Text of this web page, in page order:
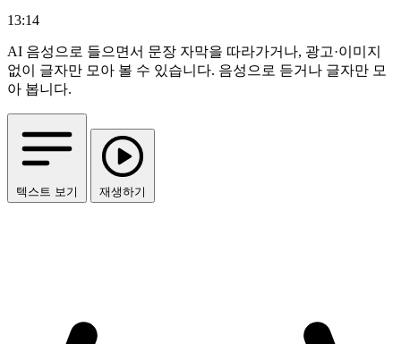
13:14
AI 음성으로 들으면서 문장 자막을 따라가거나, 광고·이미지
없이 글자만 모아 볼 수 있습니다. 음성으로 듣거나 글자만 모
아 봅니다.
텍스트 보기 재생하기